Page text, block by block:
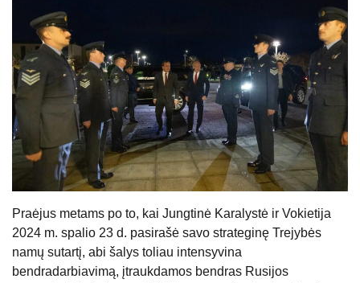
Praėjus metams po to, kai Jungtinė Karalystė ir Vokietija
2024 m. spalio 23 d. pasirašė savo strateginę Trejybės
namų sutartį, abi šalys toliau intensyvina
bendradarbiavimą, įtraukdamos bendras Rusijos